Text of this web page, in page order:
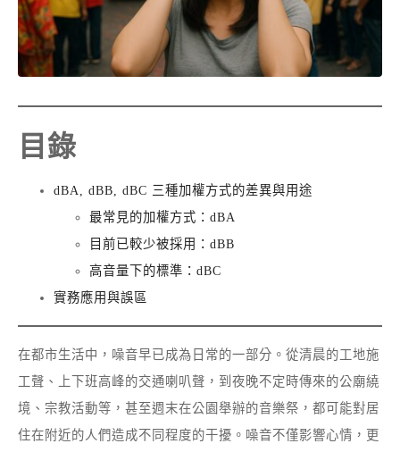
目錄
dBA, dBB, dBC 三種加權方式的差異與用途
最常見的加權方式：dBA
目前已較少被採用：dBB
高音量下的標準：dBC
實務應用與誤區
在都市生活中，噪音早已成為日常的一部分。從清晨的工地施
工聲、上下班高峰的交通喇叭聲，到夜晚不定時傳來的公廟繞
境、宗教活動等，甚至週末在公園舉辦的音樂祭，都可能對居
住在附近的人們造成不同程度的干擾。噪音不僅影響心情，更